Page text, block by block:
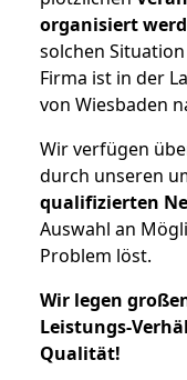
organisiert
solchen
Firma ist in der
von Wiesbaden
Wir verfügen
durch unseren
qualifizierten
Auswahl an
Problem löst.
Wir legen
Leistungs-
Qualität!